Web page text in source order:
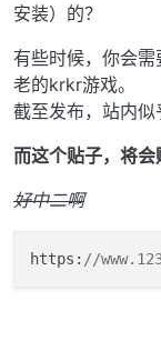
安装）的？
有些时候，你会
老的krkr游戏。
截至发布，站内似
而这个贴子，将会
好中二啊
https : //